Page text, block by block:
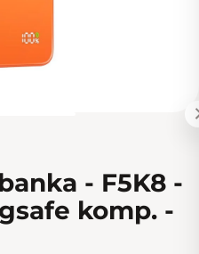
- F5K8 -
komp. -